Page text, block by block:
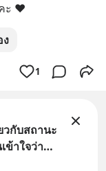
ะ ❤️
1
กับสถานะ
ข้าใจว่า
ม่ ก็ย่อม